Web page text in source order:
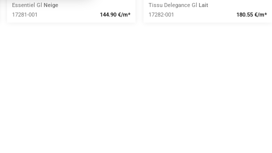
Essentiel Gl Neige
17281-001
144.90 €/m*
Tissu Delegance Gl Lait
17282-001
180.55 €/m*